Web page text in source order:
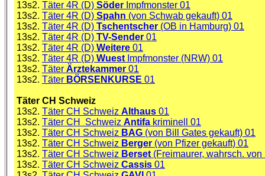
13s2. Täter 4R (D) Söder Impfmonster 01
13s2. Täter 4R (D) Spahn (von Schwab gekauft) 01
13s2. Täter 4R (D) Tschentscher (OB in Hamburg) 01
13s2. Täter 4R (D) TV-Sender 01
13s2. Täter 4R (D) Weitere 01
13s2. Täter 4R (D) Wuest Impfmonster (NRW) 01
13s2. Täter Ärztekammer 01
13s2. Täter BÖRSENKURSE 01
Täter CH Schweiz
13s2. Täter CH Schweiz Althaus 01
13s2. Täter CH Schweiz Antifa kriminell 01
13s2. Täter CH Schweiz BAG (von Bill Gates gekauft) 01
13s2. Täter CH Schweiz Berger (von Pfizer gekauft) 01
13s2. Täter CH Schweiz Berset (Freimaurer, wahrsch.
13s2. Täter CH Schweiz Cassis 01